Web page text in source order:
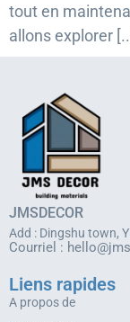
tout en
allons explorer
JMSDECOR
Add : Dingshu town,
Courriel :
Liens rapides
A propos de